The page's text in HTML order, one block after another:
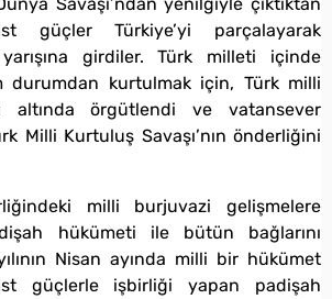
güçler Türkiye’yi parçalayarak
girdiler. Türk milleti içinde
durumdan kurtulmak için, Türk milli
altında örgütlendi ve vatansever
Milli Kurtuluş Savaşı’nın önderliğini
milli burjuvazi gelişmelere
hükümeti ile bütün bağlarını
Nisan ayında milli bir hükümet
güçlerle işbirliği yapan padişah